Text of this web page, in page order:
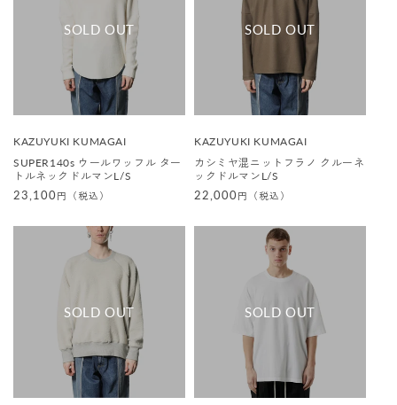
販
元
KAZUYUKI KUMAGAI
SUPER140s ウールワッフル ター
トルネックドルマンL/S
通
価
23,100円（税込）
販
元
KAZUYUKI KUMAGAI
カシミヤ混ニットフラノ クルーネ
ックドルマンL/S
通
価
22,000円（税込）